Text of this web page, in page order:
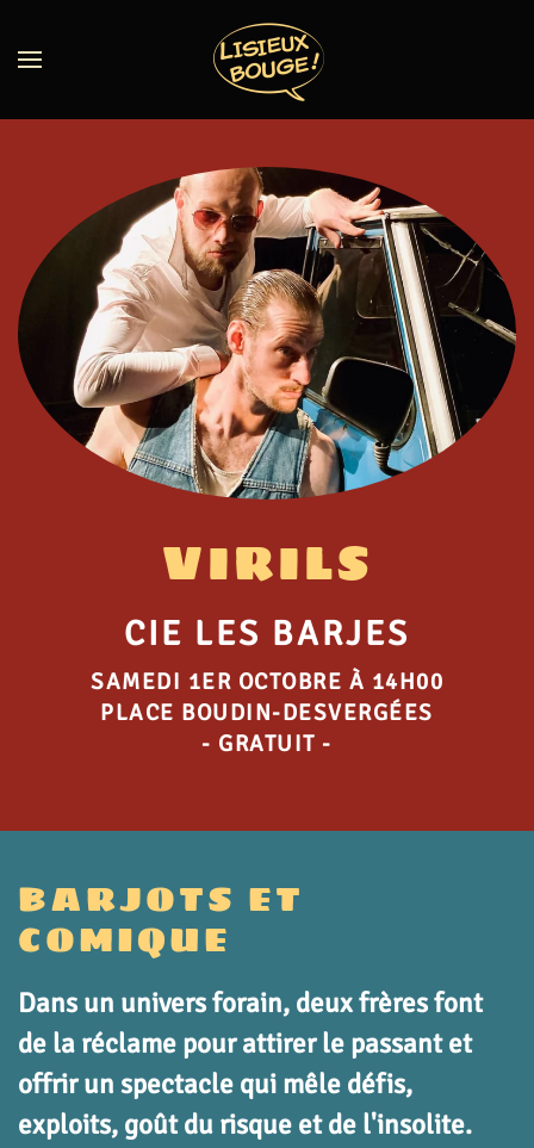
VIRILS
CIE LES BARJES
SAMEDI 1ER OCTOBRE À 14H00
PLACE BOUDIN-DESVERGÉES
- GRATUIT -
BARJOTS ET
COMIQUE
Dans un univers forain, deux frères font
de la réclame pour attirer le passant et
offrir un spectacle qui mêle défis,
exploits, goût du risque et de l'insolite.